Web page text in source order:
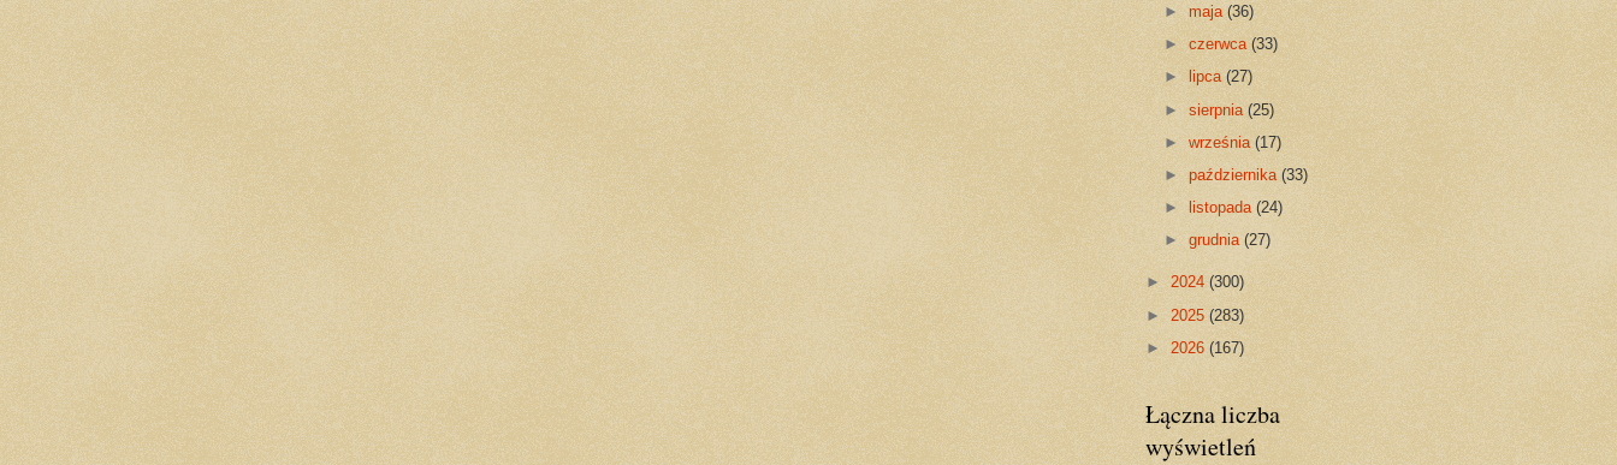
►maja(36)
►czerwca(33)
►
lipca(27)
►sierpnia(25)
►września(17)
►października(33)
►
listopada(24)
►grudnia(27)
► 2024 (300)
► 2025 (283)
► 2026 (167)
Łączna liczba
wyświetleń